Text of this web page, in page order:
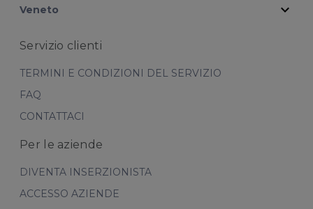
Veneto expand_more
Servizio clienti
TERMINI E CONDIZIONI DEL SERVIZIO
FAQ
CONTATTACI
Per le aziende
DIVENTA INSERZIONISTA
ACCESSO AZIENDE